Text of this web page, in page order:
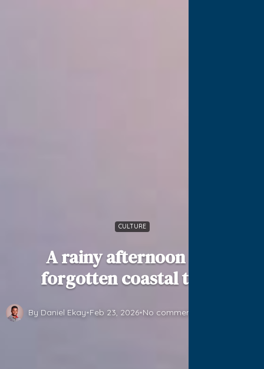
CULTURE
A rainy afternoon in a
forgotten coastal town
By Daniel Ekay•Feb 23, 2026•No comments yet